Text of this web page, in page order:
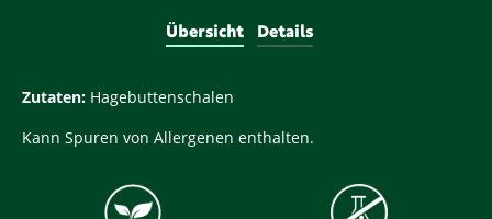
Übersicht Details
Zutaten: Hagebuttenschalen
Kann Spuren von Allergenen enthalten.